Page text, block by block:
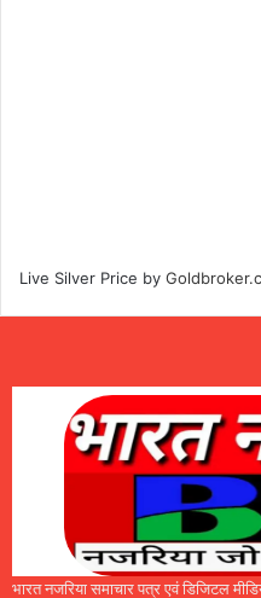
Live Silver Price by
भारत नजरिया समाचार पत्र एवं डिजिटल